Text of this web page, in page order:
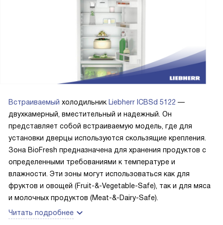
Встраиваемый холодильник Liebherr ICBSd 5122 —
двухкамерный, вместительный и надежный. Он
представляет собой встраиваемую модель, где для
установки дверцы используются скользящие крепления.
Зона BioFresh предназначена для хранения продуктов с
определенными требованиями к температуре и
влажности. Эти зоны могут использоваться как для
фруктов и овощей (Fruit-&-Vegetable-Safe), так и для мяса
и молочных продуктов (Meat-&-Dairy-Safe).
Читать подробнее